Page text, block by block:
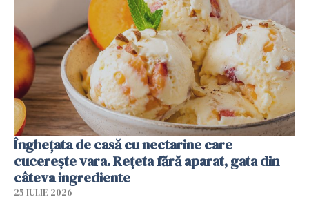
Înghețata de casă cu nectarine care
cucerește vara. Rețeta fără aparat, gata din
câteva ingrediente
25 IULIE 2026